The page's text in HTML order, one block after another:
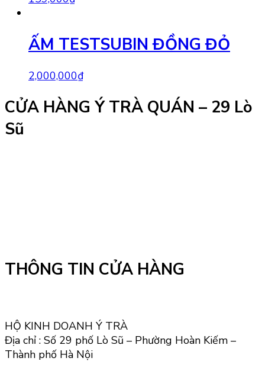
ẤM TESTSUBIN ĐỒNG ĐỎ
2,000,000₫
CỬA HÀNG Ý TRÀ QUÁN – 29 Lò
Sũ
THÔNG TIN CỬA HÀNG
HỘ KINH DOANH Ý TRÀ
Địa chỉ : Số 29 phố Lò Sũ – Phường Hoàn Kiếm –
Thành phố Hà Nội